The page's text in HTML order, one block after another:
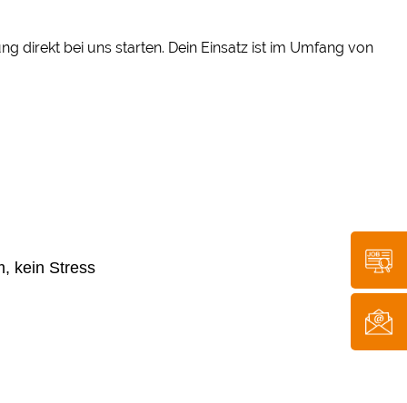
direkt bei uns starten. Dein Einsatz ist im Umfang von
kein Stress